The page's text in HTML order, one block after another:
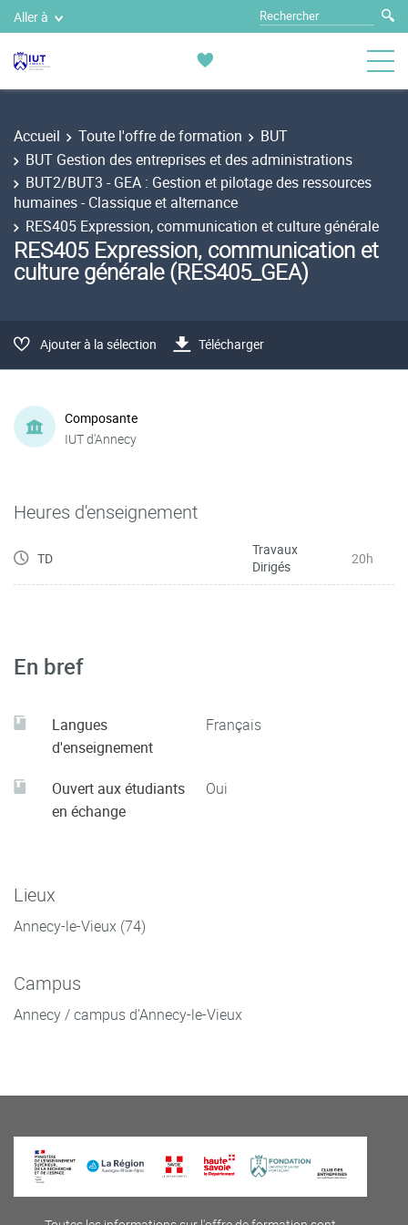
Aller à
Accueil Toute l'offre de formation
BUT
BUT Gestion des entreprises et des administrations
BUT2/BUT3 - GEA : Gestion et pilotage des ressources
humaines - Classique et alternance
RES405 Expression, communication et culture générale
RES405 Expression, communication et
culture générale (RES405_GEA)
Ajouter à la sélection Télécharger
Composante
IUT d'Annecy
Heures d'enseignement
TD
Travaux
Dirigés
20h
En bref
Langues
d'enseignement
Français
Ouvert aux étudiants
en échange
Oui
Lieux
Annecy-le-Vieux (74)
Campus
Annecy / campus d'Annecy-le-Vieux